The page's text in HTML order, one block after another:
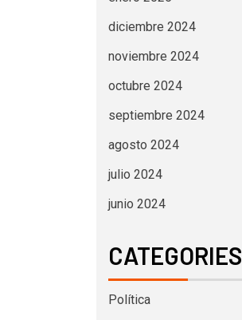
diciembre 2024
noviembre 2024
octubre 2024
septiembre 2024
agosto 2024
julio 2024
junio 2024
CATEGORIES
Política